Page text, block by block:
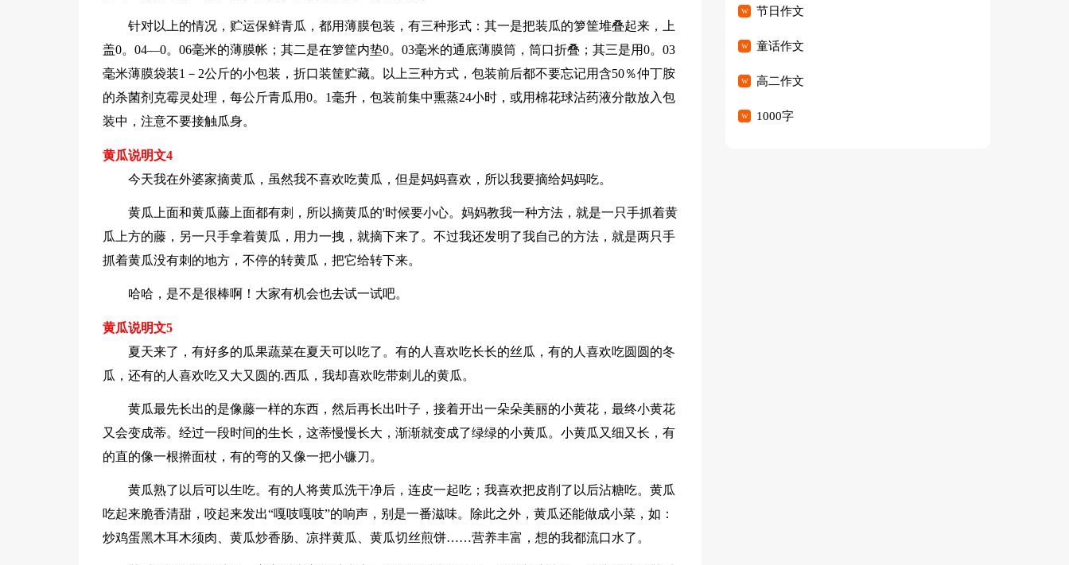
针对以上的情况，贮运保鲜青瓜，都用薄膜包装，有三种形式：其一是把装瓜的箩筐堆叠起来，上
盖0。04—0。06毫米的薄膜帐；其二是在箩筐内垫0。03毫米的通底薄膜筒，筒口折叠；其三是用0。03
毫米薄膜袋装1－2公斤的小包装，折口装筐贮藏。以上三种方式，包装前后都不要忘记用含50％仲丁胺
的杀菌剂克霉灵处理，每公斤青瓜用0。1毫升，包装前集中熏蒸24小时，或用棉花球沾药液分散放入包
装中，注意不要接触瓜身。
黄瓜说明文4
今天我在外婆家摘黄瓜，虽然我不喜欢吃黄瓜，但是妈妈喜欢，所以我要摘给妈妈吃。
黄瓜上面和黄瓜藤上面都有刺，所以摘黄瓜的'时候要小心。妈妈教我一种方法，就是一只手抓着黄
瓜上方的藤，另一只手拿着黄瓜，用力一拽，就摘下来了。不过我还发明了我自己的方法，就是两只手
抓着黄瓜没有刺的地方，不停的转黄瓜，把它给转下来。
哈哈，是不是很棒啊！大家有机会也去试一试吧。
黄瓜说明文5
夏天来了，有好多的瓜果蔬菜在夏天可以吃了。有的人喜欢吃长长的丝瓜，有的人喜欢吃圆圆的冬
瓜，还有的人喜欢吃又大又圆的.西瓜，我却喜欢吃带刺儿的黄瓜。
黄瓜最先长出的是像藤一样的东西，然后再长出叶子，接着开出一朵朵美丽的小黄花，最终小黄花
又会变成蒂。经过一段时间的生长，这蒂慢慢长大，渐渐就变成了绿绿的小黄瓜。小黄瓜又细又长，有
的直的像一根擀面杖，有的弯的又像一把小镰刀。
黄瓜熟了以后可以生吃。有的人将黄瓜洗干净后，连皮一起吃；我喜欢把皮削了以后沾糖吃。黄瓜
吃起来脆香清甜，咬起来发出“嘎吱嘎吱”的响声，别是一番滋味。除此之外，黄瓜还能做成小菜，如：
炒鸡蛋黑木耳木须肉、黄瓜炒香肠、凉拌黄瓜、黄瓜切丝煎饼……营养丰富，想的我都流口水了。
节日作文
童话作文
高二作文
1000字